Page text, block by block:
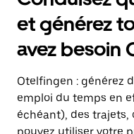
et générez
avez besoin
Otelfingen : générez
emploi du temps en
échéant), des trajets,